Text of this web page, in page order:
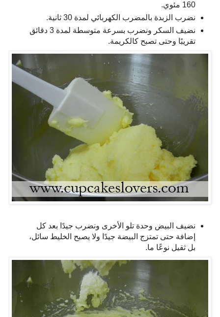
160 مئوي.
نضرب الزبدة بالمضرب الكهربائي لمدة 30 ثانية.
نضيف السكر ونضرب بسرعة متوسطة لمدة 3 دقائق
تقريبًا وحتى تصبح كالكريمة.
نضيف البيض وحدة تلو الأخرى ونضرب جيدًا بعد كل
إضافة حتى تمتزج البيضة جيدًا ولا يصبح الخليط سائل،
بل ثقيل نوعًا ما.